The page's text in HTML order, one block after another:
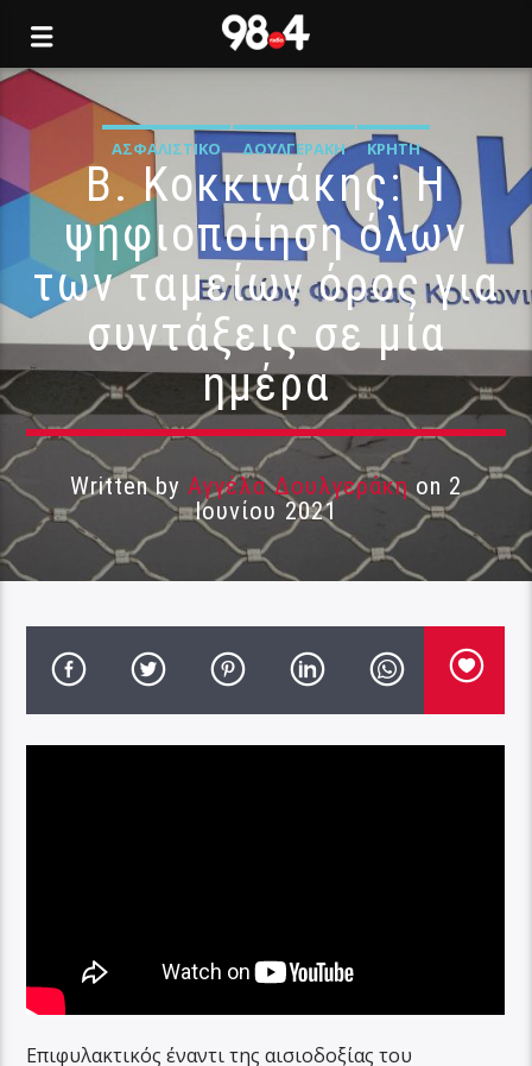
ΑΣΦΑΛΙΣΤΙΚΌ ΔΟΥΛΓΕΡΆΚΗ ΚΡΉΤΗ
Β. Κοκκινάκης: Η
ψηφιοποίηση όλων
των ταμείων όρος για
συντάξεις σε μία
ημέρα
Written byΑγγέλα Δουλγεράκηon 2
Ιουνίου 2021
Επιφυλακτικός έναντι της αισιοδοξίας του